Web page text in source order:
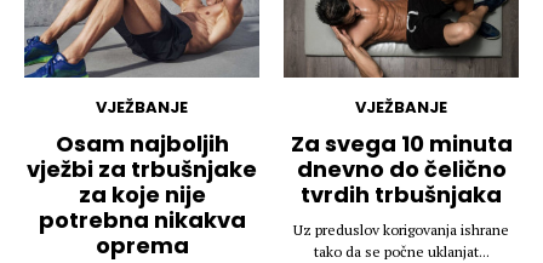
VJEŽBANJE
Osam najboljih
vježbi za trbušnjake
za koje nije
potrebna nikakva
oprema
VJEŽBANJE
Za svega 10 minuta
dnevno do čelično
tvrdih trbušnjaka
Uz preduslov korigovanja ishrane
tako da se počne uklanjat...